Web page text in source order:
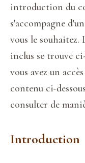
introduction du
s'accompagne
vous le souhaitez.
inclus se trouve
vous avez un
contenu ci-
consulter de
Introduction